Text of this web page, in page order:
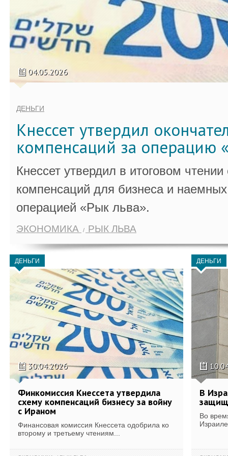
04.05.2026
ДЕНЬГИ
Кнессет утвердил
компенсаций за операцию
Кнессет утвердил в итоговом
компенсаций для бизнеса и
операцией «Рык льва».
ЭКОНОМИКА РЫК ЛЬВА
ДЕНЬГИ
30.04.2026
Финкомиссия Кнессета утвердила
схему компенсаций бизнесу за войну
с Ираном
Финансовая комиссия Кнессета одобрила ко
второму и третьему чтениям...
ДЕНЬГИ
В
Во